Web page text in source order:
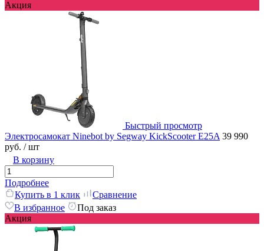
Акция
Быстрый просмотр
Электросамокат Ninebot by Segway KickScooter E25A 39 990
руб. / шт
В корзину
Подробнее
Купить в 1 клик
Сравнение
В избранное
Под заказ
Акция